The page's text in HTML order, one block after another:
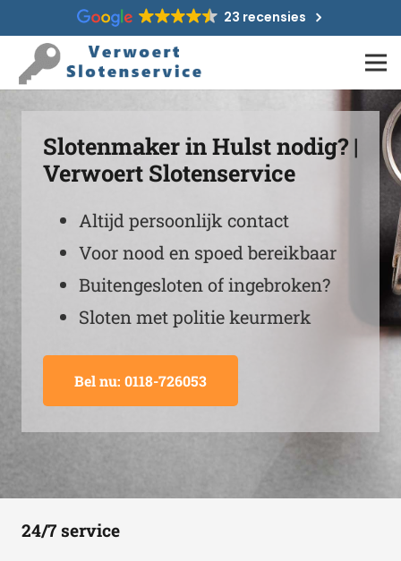
23 recensies
Slotenmaker in Hulst nodig? |
Verwoert Slotenservice
Altijd persoonlijk contact
Voor nood en spoed bereikbaar
Buitengesloten of ingebroken?
Sloten met politie keurmerk
Bel nu: 0118-726053
24/7 service